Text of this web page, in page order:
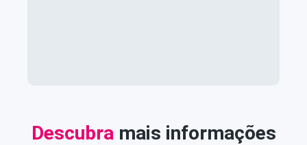
Descubramais informações